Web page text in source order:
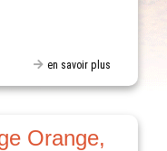
en savoir plus
Orange,